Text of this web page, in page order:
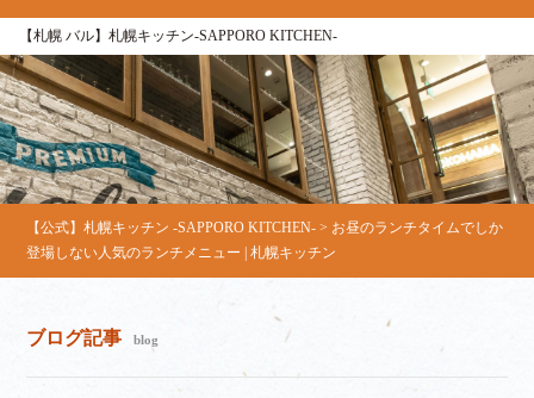
【札幌 バル】札幌キッチン‐SAPPORO KITCHEN‐
【公式】札幌キッチン ‐SAPPORO KITCHEN‐ > お昼のランチタイムでしか
登場しない人気のランチメニュー | 札幌キッチン
ブログ記事 blog